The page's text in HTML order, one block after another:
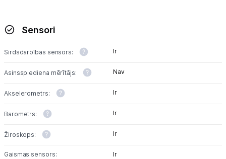
Sensori
Sirdsdarbības sensors: Ir
Asinsspiediena mērītājs: Nav
Akselerometrs: Ir
Barometrs: Ir
Žiroskops: Ir
Gaismas sensors: Ir